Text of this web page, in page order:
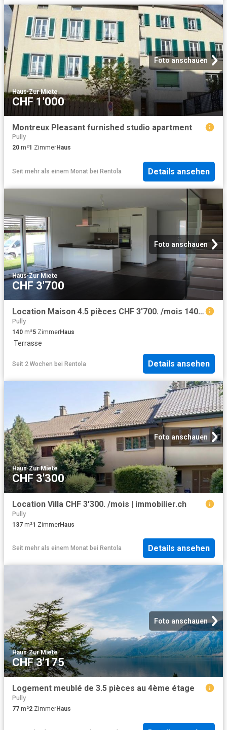
Foto anschauen
Haus·Zur Miete
CHF 1'000
Montreux Pleasant furnished studio apartment
Pully
20 m²1 ZimmerHaus
Seit mehr als einem Monat bei Rentola Details ansehen
Foto anschauen
Haus·Zur Miete
CHF 3'700
Location Maison 4.5 pièces CHF 3'700. /mois 140 m2 | immobilier.ch
Pully
140 m²5 ZimmerHaus
·Terrasse
Seit 2 Wochen bei Rentola Details ansehen
Foto anschauen
Haus·Zur Miete
CHF 3'300
Location Villa CHF 3'300. /mois | immobilier.ch
Pully
137 m²1 ZimmerHaus
Seit mehr als einem Monat bei Rentola Details ansehen
Foto anschauen
Haus·Zur Miete
CHF 3'175
Logement meublé de 3.5 pièces au 4ème étage
Pully
77 m²2 ZimmerHaus